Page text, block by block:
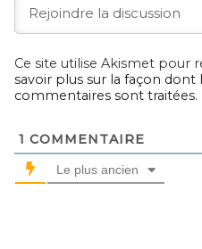
Ce site utilise Akismet pour
savoir plus sur la façon dont
commentaires sont traitées.
1 COMMENTAIRE
Le plus ancien